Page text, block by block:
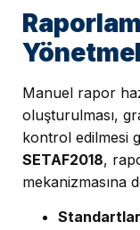
Manuel rapor
oluşturulması,
kontrol edilmesi
SETAF2018,
mekanizmasına